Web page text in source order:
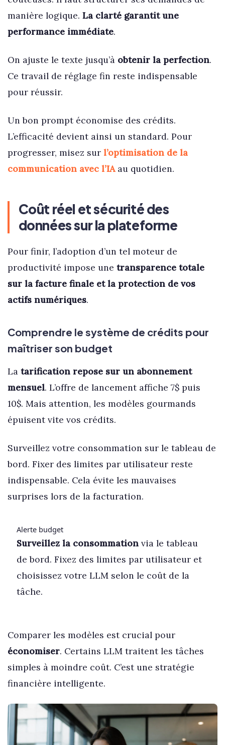
manière logique. La clarté garantit une
performance immédiate.
On ajuste le texte jusqu’à obtenir la perfection.
Ce travail de réglage fin reste indispensable
pour réussir.
Un bon prompt économise des crédits.
L’efficacité devient ainsi un standard. Pour
progresser, misez sur l’optimisation de la
communication avec l’IAau quotidien.
Coût réel et sécurité des
données sur la plateforme
Pour finir, l’adoption d’un tel moteur de
productivité impose une transparence totale
sur la facture finale et la protection de vos
actifs numériques.
Comprendre le système de crédits pour
maîtriser son budget
La tarification repose sur un abonnement
mensuel. L’offre de lancement affiche 7$ puis
10$. Mais attention, les modèles gourmands
épuisent vite vos crédits.
Surveillez votre consommation sur le tableau de
bord. Fixer des limites par utilisateur reste
indispensable. Cela évite les mauvaises
surprises lors de la facturation.
Alerte budget
Surveillez la consommationvia le tableau
de bord. Fixez des limites par utilisateur et
choisissez votre LLM selon le coût de la
tâche.
Comparer les modèles est crucial pour
économiser. Certains LLM traitent les tâches
simples à moindre coût. C’est une stratégie
financière intelligente.